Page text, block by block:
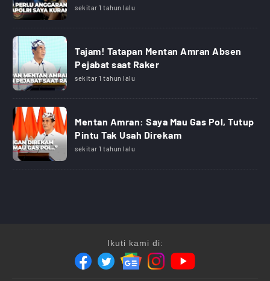
sekitar 1 tahun lalu
Tajam! Tatapan Mentan Amran Absen
Pejabat saat Raker
sekitar 1 tahun lalu
Mentan Amran: Saya Mau Gas Pol, Tutup
Pintu Tak Usah Direkam
sekitar 1 tahun lalu
Ikuti kami di: